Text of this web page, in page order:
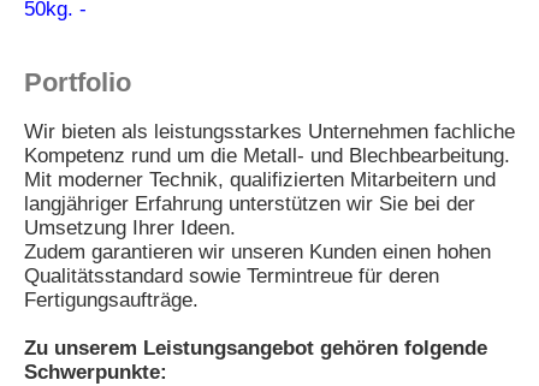
50kg. -
Portfolio
Wir bieten als leistungsstarkes Unternehmen fachliche
Kompetenz rund um die Metall- und Blechbearbeitung.
Mit moderner Technik, qualifizierten Mitarbeitern und
langjähriger Erfahrung unterstützen wir Sie bei der
Umsetzung Ihrer Ideen.
Zudem garantieren wir unseren Kunden einen hohen
Qualitätsstandard sowie Termintreue für deren
Fertigungsaufträge.
Zu unserem Leistungsangebot gehören folgende
Schwerpunkte: